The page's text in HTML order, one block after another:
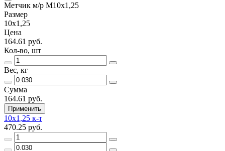
Метчик м/р М10х1,25
Размер
10х1,25
Цена
164.61 руб.
Кол-во, шт
Вес, кг
Сумма
164.61 руб.
Применить
10х1,25 к-т
470.25 руб.